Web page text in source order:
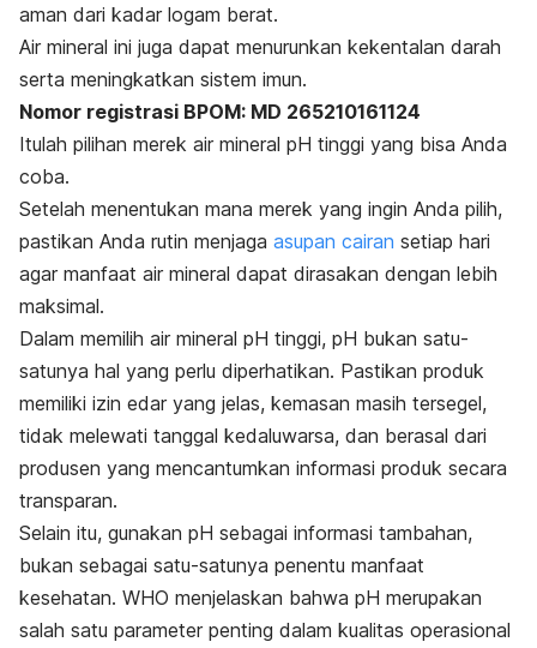
aman dari kadar logam berat.
Air mineral ini juga dapat menurunkan kekentalan darah
serta meningkatkan sistem imun.
Nomor registrasi BPOM: MD 265210161124
Itulah pilihan merek air mineral pH tinggi yang bisa Anda
coba.
Setelah menentukan mana merek yang ingin Anda pilih,
pastikan Anda rutin menjaga asupan cairan setiap hari
agar manfaat air mineral dapat dirasakan dengan lebih
maksimal.
Dalam memilih air mineral pH tinggi, pH bukan satu-
satunya hal yang perlu diperhatikan. Pastikan produk
memiliki izin edar yang jelas, kemasan masih tersegel,
tidak melewati tanggal kedaluwarsa, dan berasal dari
produsen yang mencantumkan informasi produk secara
transparan.
Selain itu, gunakan pH sebagai informasi tambahan,
bukan sebagai satu-satunya penentu manfaat
kesehatan. WHO menjelaskan bahwa pH merupakan
salah satu parameter penting dalam kualitas operasional